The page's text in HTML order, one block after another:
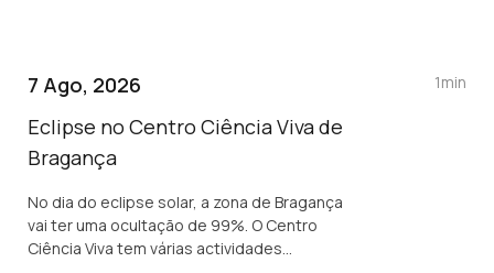
7 Ago, 2026
Eclipse no Centro Ciência Viva de
Bragança
No dia do eclipse solar, a zona de Bragança
vai ter uma ocultação de 99%. O Centro
Ciência Viva tem várias actividades
1min